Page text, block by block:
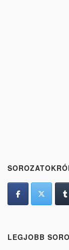
LEGJOBB